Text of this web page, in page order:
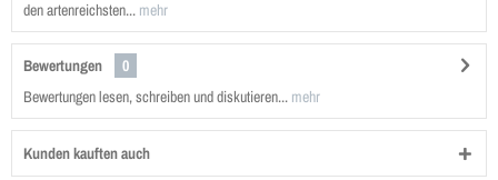
den artenreichsten... mehr
Bewertungen
0
Bewertungen lesen, schreiben und diskutieren... mehr
Kunden kauften auch